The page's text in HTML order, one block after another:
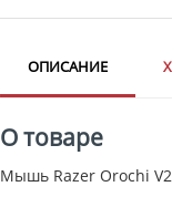
ОПИСАНИЕ
О товаре
Мышь Razer Orochi